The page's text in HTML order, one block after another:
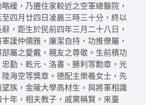
緩，乃遷住家較近之空軍總醫院，
四月廿四日凌晨三時三十分，終以
，距生於民前四年三月二十八日，
諼仲儒雅，廉潔自持，功推僚屬，
屬之愛戴，親友之尊敬。生前積功
勤、乾元、洛書、勝利等勳章，光
海空等獎章。德配主樂羲女士，先
族，金陵大學高材生，與將軍相識
年，相夫教子，戚黨稱賢。來臺